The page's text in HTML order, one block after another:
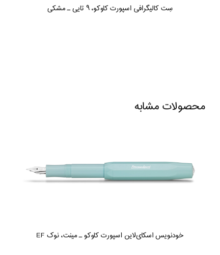
سِت کالیگرافی اسپورت کاوکو، ۹ تایی ـ مشکی
محصولات مشابه
خودنویس اسکای‌لاین اسپورت کاوکو ـ مینت، نوک EF